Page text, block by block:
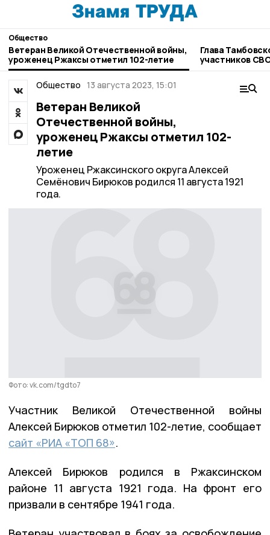
Общество
Ветеран Великой Отечественной войны,
уроженец Ржаксы отметил 102-летие
Глава
участников
Общество 13 августа 2023, 15:01
Ветеран Великой
Отечественной войны,
уроженец Ржаксы отметил 102-
летие
Уроженец Ржаксинского округа Алексей
Семёнович Бирюков родился 11 августа 1921
года.
Фото: vk.com/tgdto7
Участник Великой Отечественной войны
Алексей Бирюков отметил 102-летие, сообщает
сайт «РИА «ТОП 68».
Алексей Бирюков родился в Ржаксинском
районе 11 августа 1921 года. На фронт его
призвали в сентябре 1941 года.